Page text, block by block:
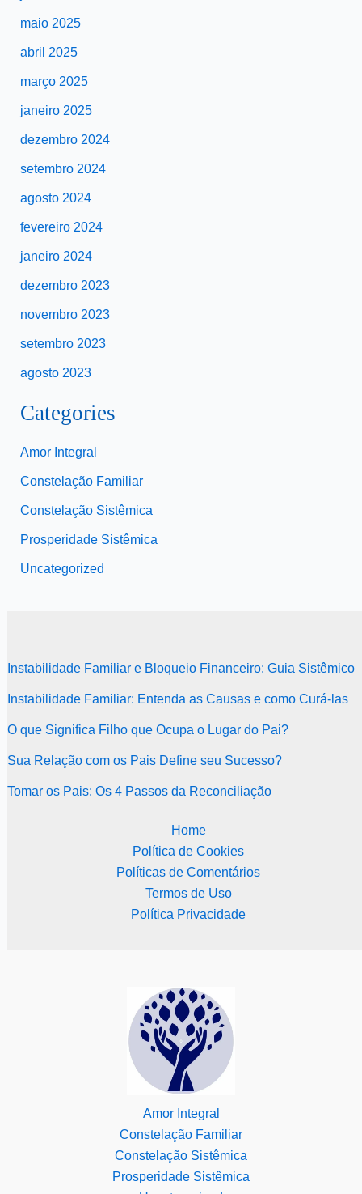
maio 2025
abril 2025
março 2025
janeiro 2025
dezembro 2024
setembro 2024
agosto 2024
fevereiro 2024
janeiro 2024
dezembro 2023
novembro 2023
setembro 2023
agosto 2023
Categories
Amor Integral
Constelação Familiar
Constelação Sistêmica
Prosperidade Sistêmica
Uncategorized
Instabilidade Familiar e Bloqueio Financeiro: Guia Sistêmico
Instabilidade Familiar: Entenda as Causas e como Curá-las
O que Significa Filho que Ocupa o Lugar do Pai?
Sua Relação com os Pais Define seu Sucesso?
Tomar os Pais: Os 4 Passos da Reconciliação
Home
Política de Cookies
Políticas de Comentários
Termos de Uso
Política Privacidade
Amor Integral
Constelação Familiar
Constelação Sistêmica
Prosperidade Sistêmica